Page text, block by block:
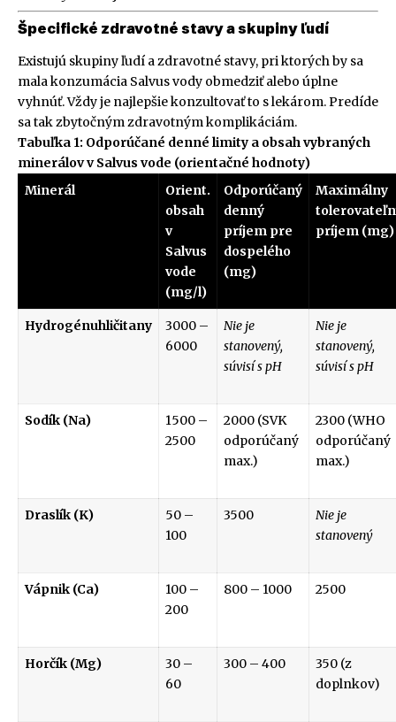
Špecifické zdravotné stavy a skupiny ľudí
Existujú skupiny ľudí a zdravotné stavy, pri ktorých by sa
mala konzumácia Salvus vody obmedziť alebo úplne
vyhnúť. Vždy je najlepšie konzultovať to s lekárom. Predíde
sa tak zbytočným zdravotným komplikáciám.
Tabuľka 1: Odporúčané denné limity a obsah vybraných
minerálov v Salvus vode (orientačné hodnoty)
Minerál
Orient.
obsah
v
Salvus
vode
(mg/l)
Odporúčaný
denný
príjem pre
dospelého
(mg)
Maximálny
príjem (mg)
Hydrogénuhličitany
3000 –
6000
Nie je
stanovený,
súvisí s pH
Nie je
stanovený,
súvisí s pH
Sodík (Na)
1500 –
2500
2000 (SVK
odporúčaný
max.)
2300 (WHO
odporúčaný
max.)
Draslík (K)
50 –
100
3500
Nie je
stanovený
Vápnik (Ca)
100 –
200
800 – 1000 2500
Horčík (Mg)
30 –
60
300 – 400
350 (z
doplnkov)